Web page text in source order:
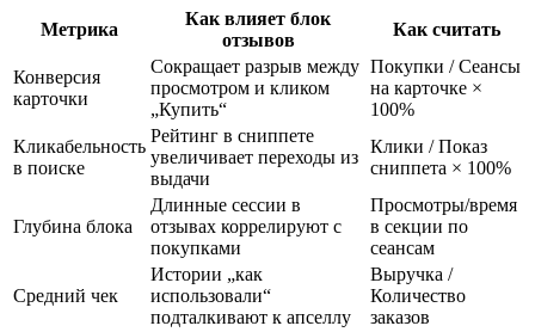
Метрика
Как влияет блок
отзывов
Как считать
Конверсия
карточки
Сокращает разрыв между
просмотром и кликом
„Купить“
Покупки / Сеансы
на карточке ×
100%
Кликабельность
в поиске
Рейтинг в сниппете
увеличивает переходы из
выдачи
Клики / Показ
сниппета × 100%
Глубина блока
Длинные сессии в
отзывах коррелируют с
покупками
Просмотры/время
в секции по
сеансам
Средний чек
Истории „как
использовали“
подталкивают к апселлу
Выручка /
Количество
заказов